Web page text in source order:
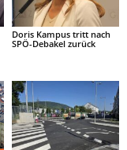
Doris Kampus tritt nach
SPÖ-Debakel zurück